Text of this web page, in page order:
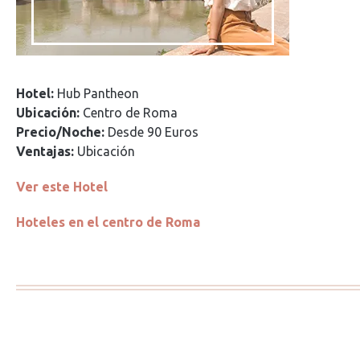
Hotel: Hub Pantheon
Ubicación: Centro de Roma
Precio/Noche: Desde 90 Euros
Ventajas: Ubicación
Ver este Hotel
Hoteles en el centro de Roma